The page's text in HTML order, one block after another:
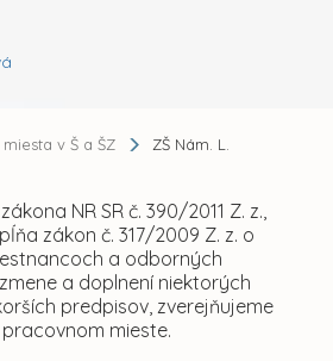
v Š a ŠZ
ZŠ Nám. L.
NR SR č. 390/2011 Z. z.,
zákon č. 317/2009 Z. z. o
a odborných
a doplnení niektorých
predpisov, zverejňujeme
mieste.